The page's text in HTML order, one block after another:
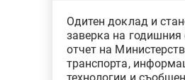
Одитен доклад и
заверка на
отчет на
транспорта,